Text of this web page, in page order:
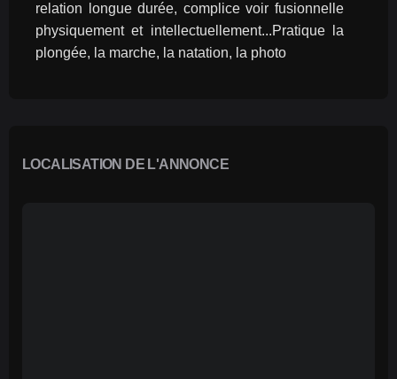
relation longue durée, complice voir fusionnelle
physiquement et intellectuellement...Pratique la
plongée, la marche, la natation, la photo
LOCALISATION DE L'ANNONCE